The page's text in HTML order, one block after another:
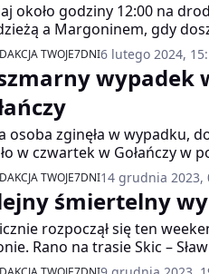
około godziny 12:00 na
a Margoninem, gdy
wypadku.
TWOJE7DNI6 lutego 2024,
wypadek
osoba zginęła w wypadku,
w czwartek w Gołańczy w
Samochód uderzył
TWOJE7DNI14 grudnia 2023,
śmiertelny
rozpoczął się ten
Rano na trasie Skic –
doszło do śmiertelnego